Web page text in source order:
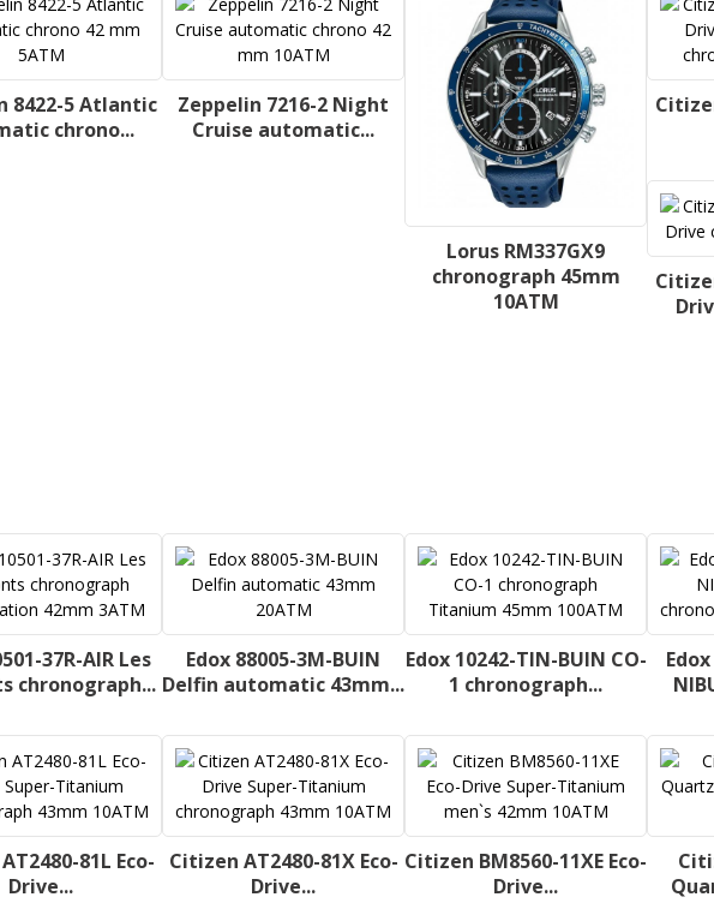
8422-5 Atlantic
chrono...
Zeppelin 7216-2 Night
Cruise automatic...
Lorus RM337GX9
chronograph 45mm
10ATM
37R-AIR Les
chronograph...
Edox 88005-3M-BUIN
Delfin automatic 43mm...
Edox 10242-TIN-BUIN CO-
1 chronograph...
81L Eco-
Drive...
Citizen AT2480-81X Eco-
Drive...
Citizen BM8560-11XE Eco-
Drive...